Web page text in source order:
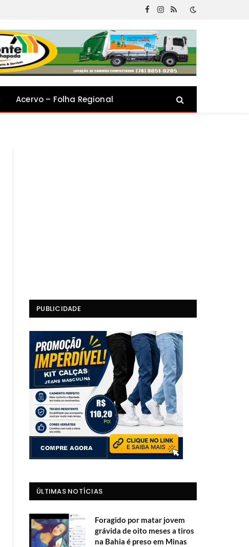
Facebook
Instagram
RSS
Acervo – Folha Regional
PUBLICIDADE
ÚLTIMAS NOTÍCIAS
Foragido por matar jovem
grávida de oito meses a tiros
na Bahia é preso em Minas